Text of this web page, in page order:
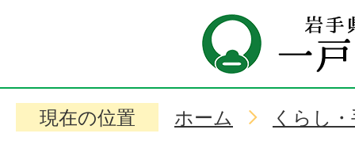
現在の位置 ホーム くらし